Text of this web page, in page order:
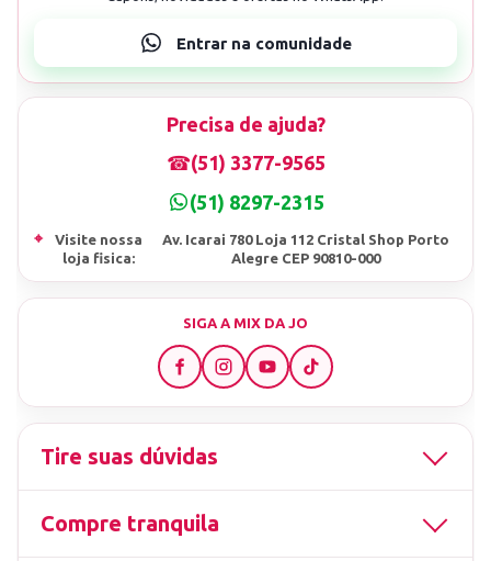
Precisa de ajuda?
☎(51) 3377-9565
(51) 8297-2315
⌖
Visite nossa
loja fisica:
Av. Icarai 780 Loja 112 Cristal Shop Porto
Alegre CEP 90810-000
SIGA A MIX DA JO
Tire suas dúvidas
Compre tranquila